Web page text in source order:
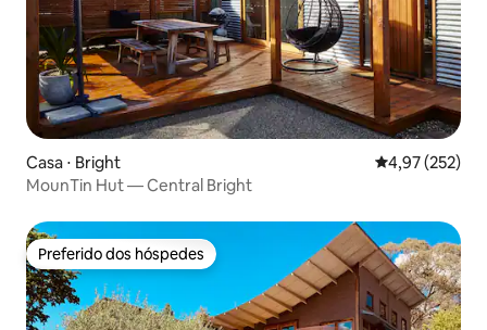
Casa ⋅ Bright 4,97 de uma
4,97 (252)
MounTin Hut — Central Bright
Preferido dos hóspedes
Preferido dos hóspedes